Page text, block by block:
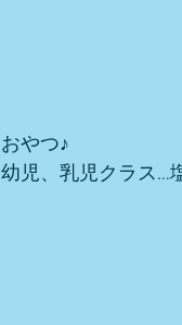
おやつ♪
幼児、乳児クラス…